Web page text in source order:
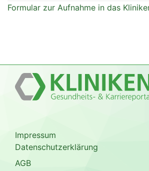
Formular zur Aufnahme in das
Impressum
Datenschutzerklärung
AGB